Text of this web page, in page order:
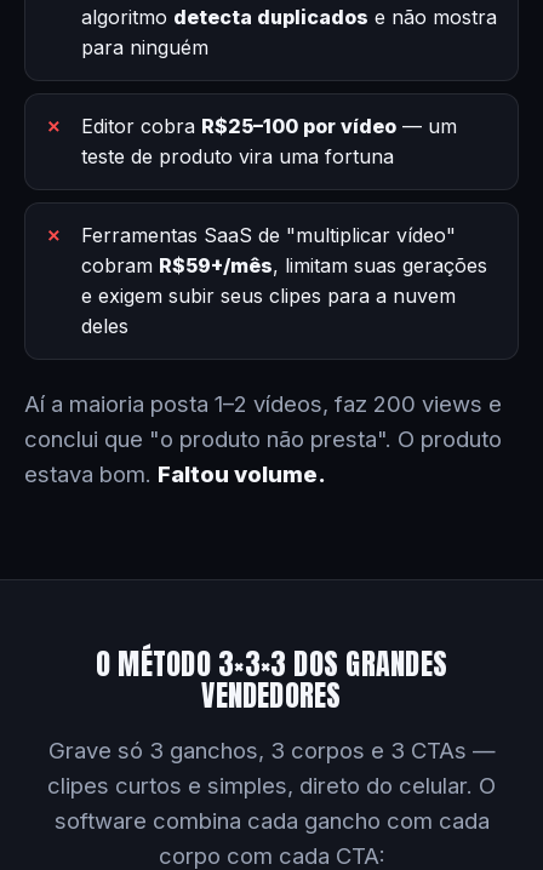
algoritmo detecta duplicados e não mostra
para ninguém
Editor cobra R$25–100 por vídeo — um
teste de produto vira uma fortuna
Ferramentas SaaS de "multiplicar vídeo"
cobram R$59+/mês, limitam suas gerações
e exigem subir seus clipes para a nuvem
deles
Aí a maioria posta 1–2 vídeos, faz 200 views e
conclui que "o produto não presta". O produto
estava bom. Faltou volume.
O MÉTODO 3×3×3 DOS GRANDES
VENDEDORES
Grave só 3 ganchos, 3 corpos e 3 CTAs —
clipes curtos e simples, direto do celular. O
software combina cada gancho com cada
corpo com cada CTA: